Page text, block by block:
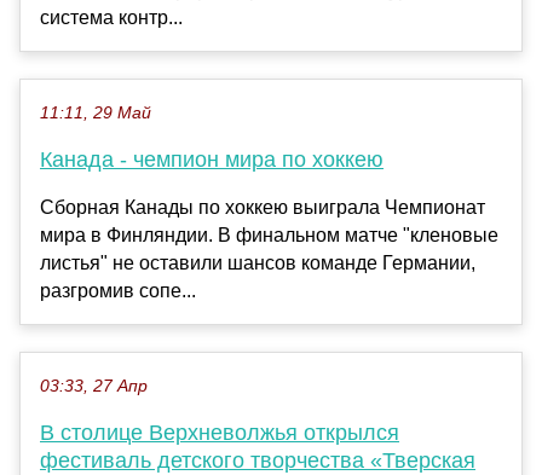
система контр...
11:11, 29 Май
Канада - чемпион мира по хоккею
Сборная Канады по хоккею выиграла Чемпионат
мира в Финляндии. В финальном матче "кленовые
листья" не оставили шансов команде Германии,
разгромив сопе...
03:33, 27 Апр
В столице Верхневолжья открылся
фестиваль детского творчества «Тверская